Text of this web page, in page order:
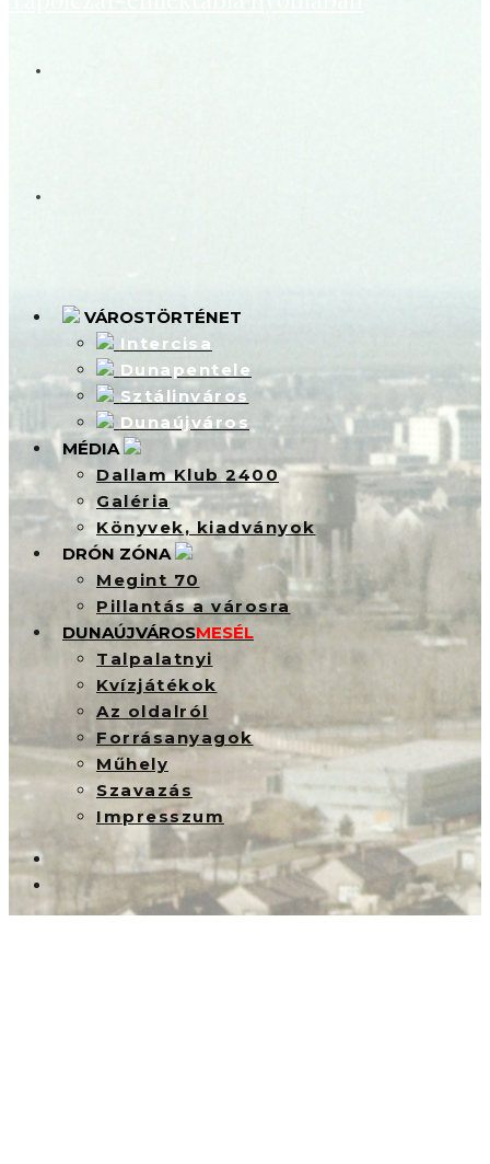
VÁROSTÖRTÉNET
Intercisa
Dunapentele
Sztálinváros
Dunaújváros
MÉDIA
Dallam Klub 2400
Galéria
Könyvek, kiadványok
DRÓN ZÓNA
Megint 70
Pillantás a városra
DUNAÚJVÁROSMESÉL
Talpalatnyi
Kvízjátékok
Az oldalról
Forrásanyagok
Műhely
Szavazás
Impresszum